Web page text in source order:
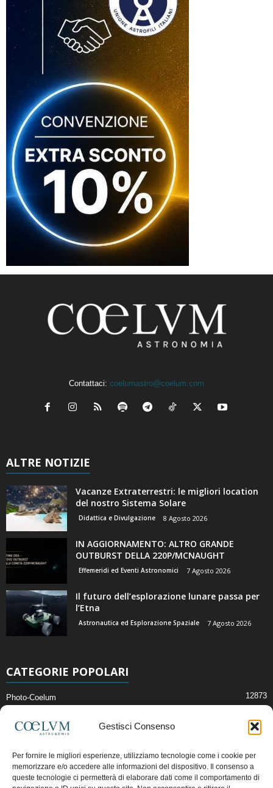
Gestisci Consenso
Per fornire le migliori esperienze, utilizziamo tecnologie come i cookie per
memorizzare e/o accedere alle informazioni del dispositivo. Il consenso a
queste tecnologie ci permetterà di elaborare dati come il comportamento di
Contattaci: coelumastro@coelum.com
ALTRE NOTIZIE
Vacanze Extraterrestri: le migliori location
del nostro Sistema Solare
Didattica e Divulgazione 8 Agosto 2026
IN AGGIORNAMENTO: ALTRO GRANDE
OUTBURST DELLA 220P/MCNAUGHT
Effemeridi ed Eventi Astronomici 7 Agosto 2026
Il futuro dell’esplorazione lunare passa per
l’Etna
Astronautica ed Esplorazione Spaziale 7 Agosto 2026
CATEGORIE POPOLARI
Photo-Coelum 12873
News di Astronomia 2412
Cielo del Mese
Astronomia, Astrofisica e Cosmologia